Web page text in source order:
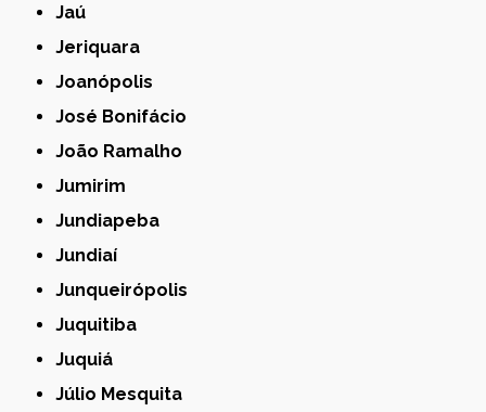
Jaú
Jeriquara
Joanópolis
José Bonifácio
João Ramalho
Jumirim
Jundiapeba
Jundiaí
Junqueirópolis
Juquitiba
Juquiá
Júlio Mesquita